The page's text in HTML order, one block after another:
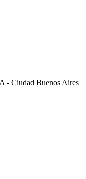
- Ciudad Buenos Aires